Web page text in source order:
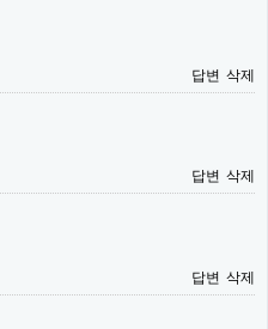
답변 삭제
답변 삭제
답변 삭제